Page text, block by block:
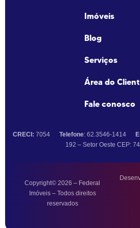
Imóveis
Blog
Serviços
Área do
Fale conosco
CRECI: 7054 Telefone: 62.3546-1414
192 – Setor Oeste CEP:
Copyright© 2026 – Federal
Imóveis – Todos direitos
reservados